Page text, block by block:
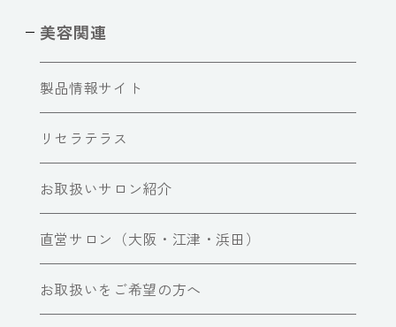
美容関連
製品情報サイト
リセラテラス
お取扱いサロン紹介
直営サロン（大阪・江津・浜田）
お取扱いをご希望の方へ